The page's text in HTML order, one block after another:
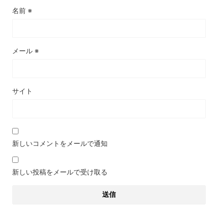
名前 ※
メール ※
サイト
新しいコメントをメールで通知
新しい投稿をメールで受け取る